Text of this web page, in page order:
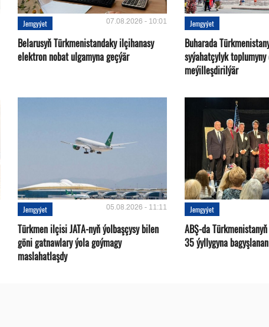
Jemgyýet 07.08.2026 - 10:01
Belarusyň Türkmenistandaky ilçihanasy
elektron nobat ulgamyna geçýär
Jemgyýet
Buharada
syýahatçylyk
meýilleşdirilýär
Jemgyýet 05.08.2026 - 11:11
Türkmen ilçisi JATA-nyň ýolbaşçysy bilen
göni gatnawlary ýola goýmagy
maslahatlaşdy
Jemgyýet
ABŞ-da
35 ýyllygyna